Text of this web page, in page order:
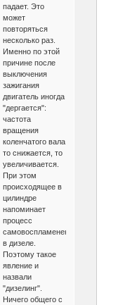
падает. Это
может
повторяться
несколько раз.
Именно по этой
причине после
выключения
зажигания
двигатель иногда
"дергается":
частота
вращения
коленчатого вала
то снижается, то
увеличивается.
При этом
происходящее в
цилиндре
напоминает
процесс
самовоспламенения
в дизеле.
Поэтому такое
явление и
назвали
"дизелинг".
Ничего общего с